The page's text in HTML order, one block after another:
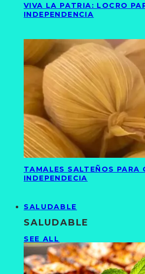
VIVA LA PATRIA: LOCRO
INDEPENDENCIA
TAMALES SALTEÑOS PARA
INDEPENDECIA
SALUDABLE
SALUDABLE
SEE ALL